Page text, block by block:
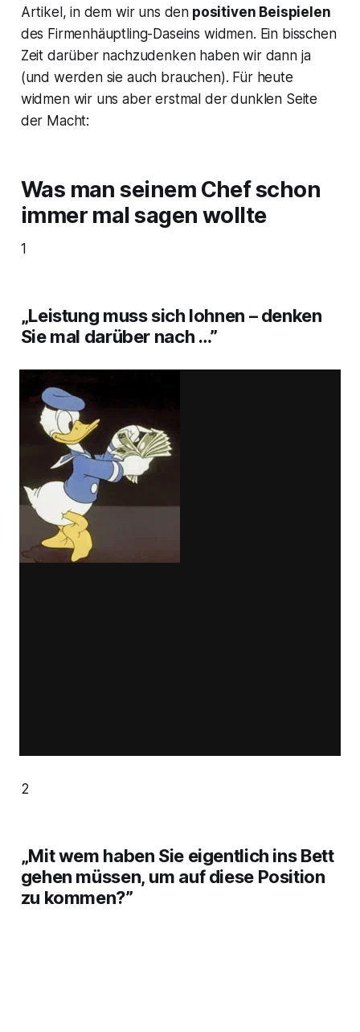
Artikel, in dem wir uns den positiven Beispielen
des Firmenhäuptling-Daseins widmen. Ein bisschen
Zeit darüber nachzudenken haben wir dann ja
(und werden sie auch brauchen). Für heute
widmen wir uns aber erstmal der dunklen Seite
der Macht:
Was man seinem Chef schon
immer mal sagen wollte
1
„Leistung muss sich lohnen – denken
Sie mal darüber nach …”
2
„Mit wem haben Sie eigentlich ins Bett
gehen müssen, um auf diese Position
zu kommen?”